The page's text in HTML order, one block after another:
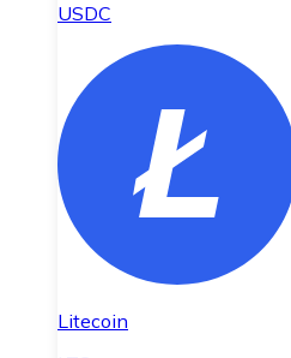
USDC
Litecoin